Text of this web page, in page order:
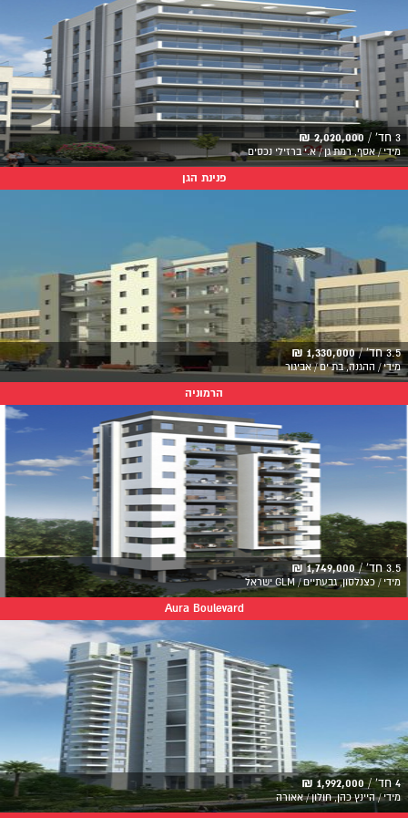
3 חד' / 2,020,000 ₪
מידי / אסף, רמת גן / א.י ברזילי נכסים
פנינת הגן
3.5 חד' / 1,330,000 ₪
מידי / ההגנה, בת ים / אביגור
הרמוניה
3.5 חד' / 1,749,000 ₪
מידי / כצנלסון, גבעתיים / GLM ישראל
Aura Boulevard
4 חד' / 1,992,000 ₪
מידי / היינץ כהן, חולון / אאורה